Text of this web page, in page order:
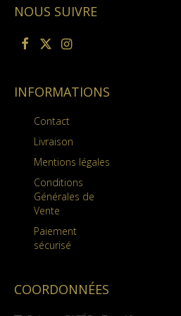
NOUS SUIVRE
INFORMATIONS
Contact
Livraison
Mentions légales
Conditions
Générales de
Vente
Paiement
sécurisé
COORDONNÉES